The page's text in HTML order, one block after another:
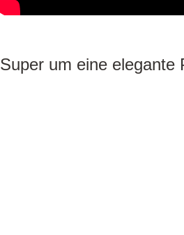
Super um eine elegante